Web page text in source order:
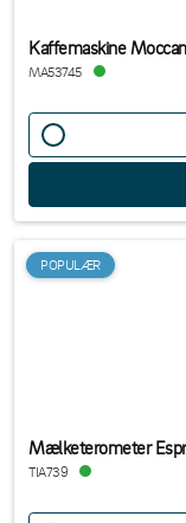
Kaffemaskine
MA53745
POPULÆR
Mælketerometer
TIA739